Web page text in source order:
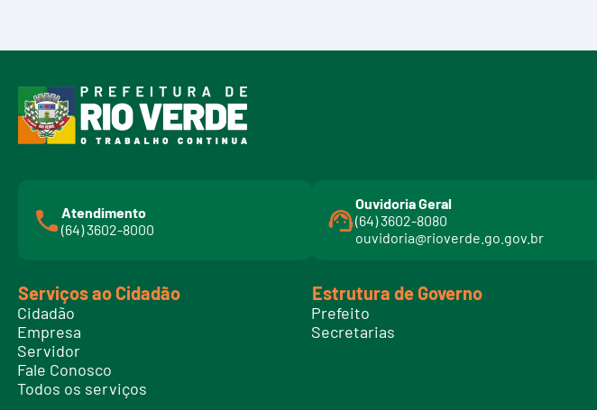
Atendimento
(64) 3602-8000
Ouvidoria Geral
(64) 3602-8080
ouvidoria@rioverde.go.gov.br
Serviços ao Cidadão
Cidadão
Empresa
Servidor
Fale Conosco
Todos os serviços
Estrutura de Governo
Prefeito
Secretarias